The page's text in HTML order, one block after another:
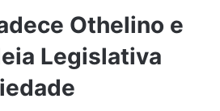
Othelino e
Legislativa